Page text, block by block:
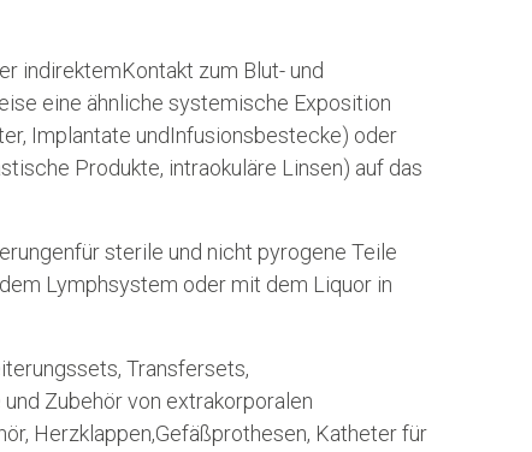
indirektemKontakt zum Blut- und
eine ähnliche systemische Exposition
Implantate undInfusionsbestecke) oder
Produkte, intraokuläre Linsen) auf das
sterile und nicht pyrogene Teile
Lymphsystem oder mit dem Liquor in
Transfersets,
Zubehör von extrakorporalen
Herzklappen,Gefäßprothesen, Katheter für